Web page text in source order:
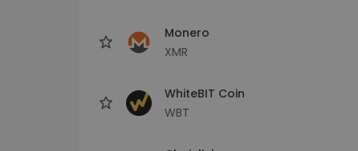
Monero
XMR
WhiteBIT Coin
WBT